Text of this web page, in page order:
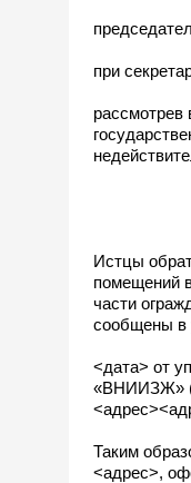
при
Истцы
помещений
части
сообщены в
<дата> от
«ВНИИЗЖ»
Таким
<адрес>,